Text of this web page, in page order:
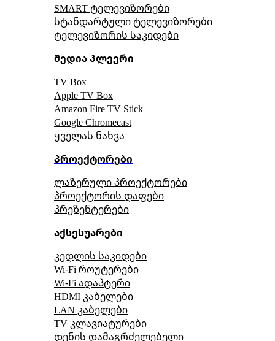
SMART ტელევიზორები
სტანდარტული ტელევიზორები
ტელევიზორის საკიდები
მედია პლეერი
TV Box
Apple TV Box
Amazon Fire TV Stick
Google Chromecast
ყველას ნახვა
პროექტორები
ლაზერული პროექტორები
პროექტორის დაფები
პრეზენტერები
აქსესუარები
კედლის საკიდები
Wi-Fi როუტერები
Wi-Fi ადაპტერი
HDMI კაბელები
LAN კაბელები
TV კლავიატურები
დენის დამაგრძელებელი